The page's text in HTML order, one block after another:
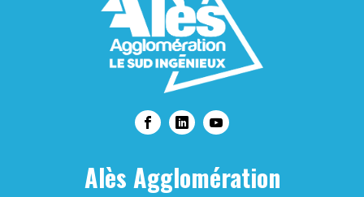
Alès Agglomération